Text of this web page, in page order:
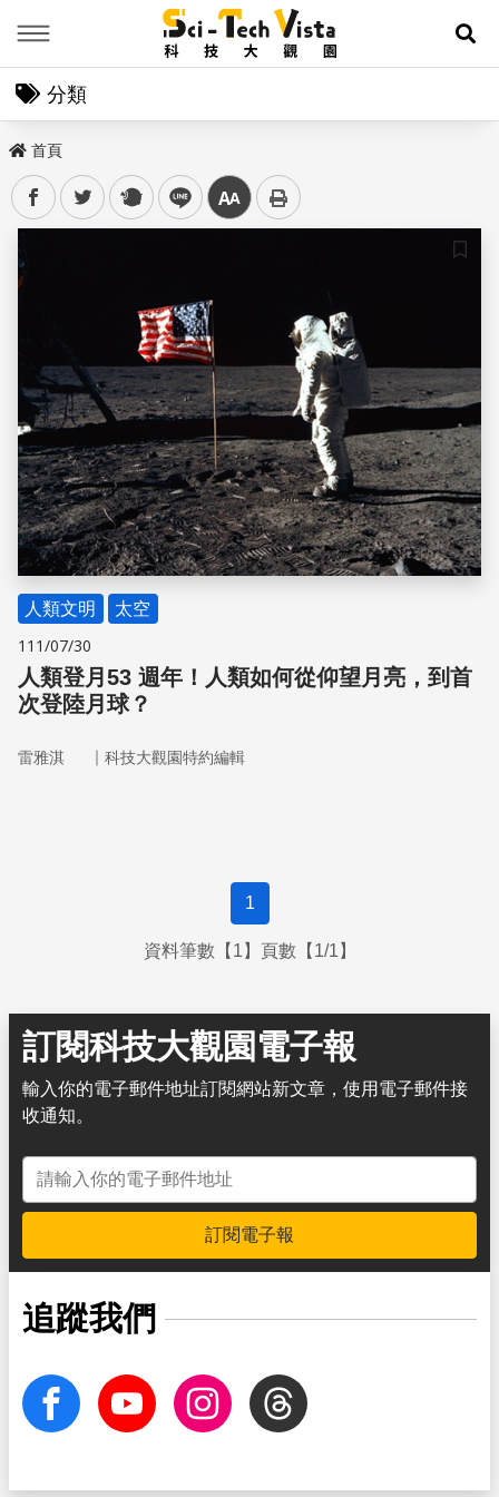
展
分類
首頁
facebooktwitter plurk line 中
儲存
人類文明 太空
111/07/30
人類登月53 週年！人類如何從仰望月亮，到首
次登陸月球？
雷雅淇 ｜ 科技大觀園特約編輯
1
資料筆數【1】頁數【1/1】
訂閱科技大觀園電子報
輸入你的電子郵件地址訂閱網站新文章，使用電子郵件接
收通知。
電子郵件地址
訂閱電子報
追蹤我們
facebook Youtube InstagramThreads